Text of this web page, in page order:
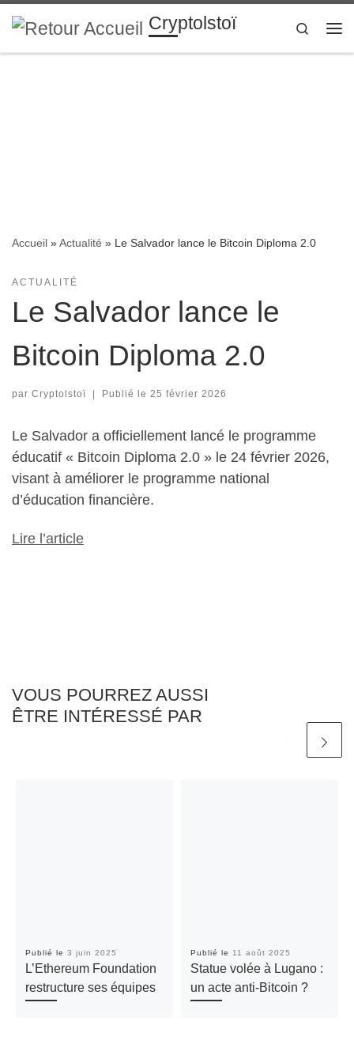
Passer au contenu Cryptolstoï
Search
Accueil »Actualité » Le Salvador lance le Bitcoin Diploma 2.0
ACTUALITÉ
Le Salvador lance le
Bitcoin Diploma 2.0
par Cryptolstoï | Publié le 25 février 2026
Le Salvador a officiellement lancé le programme
éducatif « Bitcoin Diploma 2.0 » le 24 février 2026,
visant à améliorer le programme national
d’éducation financière.
Lire l’article
VOUS POURREZ AUSSI
ÊTRE INTÉRESSÉ PAR
Publié le 3 juin 2025
L’Ethereum Foundation
restructure ses équipes
Publié le 11 août 2025
Statue volée à Lugano :
un acte anti-Bitcoin ?